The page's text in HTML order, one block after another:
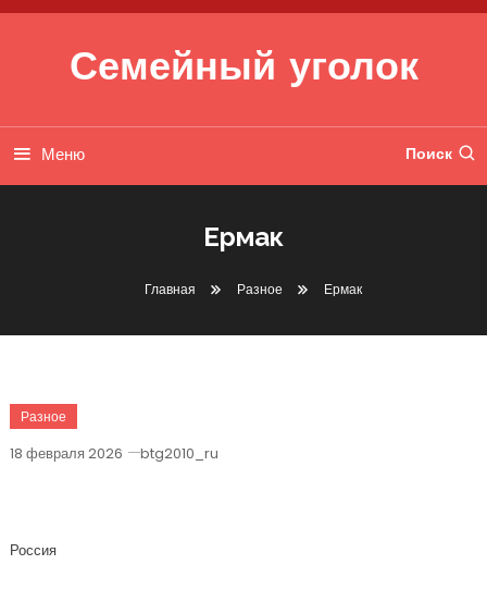
Перейти к содержимому
Семейный уголок
Меню Поиск
Ермак
Главная Разное Ермак
Разное
18 февраля 2026 btg2010_ru
Россия